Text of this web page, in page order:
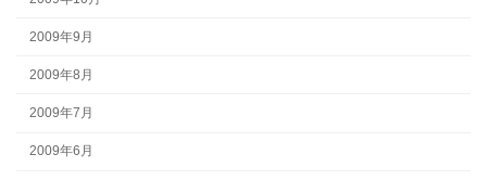
2009年9月
2009年8月
2009年7月
2009年6月